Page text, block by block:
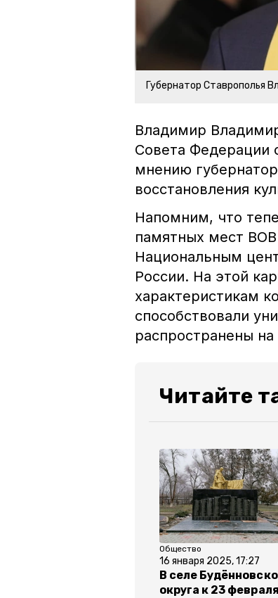
Губернатор Ставрополья
Владимир
Совета Федерации
мнению
восстановления
Напомним, что
памятных мест ВОВ
Национальным
России. На этой
характеристикам
способствовали
распространены
Читайте
Общество
16 января 2025, 17:27
В селе
округа к 23 февраля